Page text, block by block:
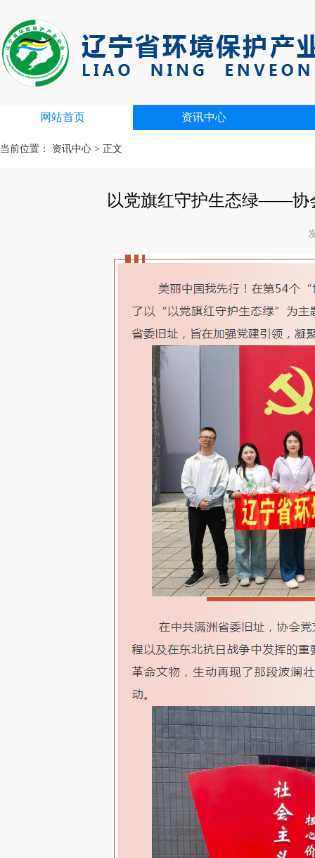
网站首页 资讯中心
当前位置： 资讯中心 > 正文
以党旗红守护生态绿——协